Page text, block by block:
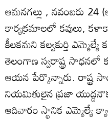
ఆమనగల్లు , నవంబరు 24
కార్యక్రమాలలో కవులు,
కీలకమని కల్వకుర్తి
తెలంగాణ స్వరాష్ట్ర సాధనలో
ఆయన పేర్కొన్నారు. రాష్ట్ర
నియమితులైన ప్రజా యుద్దనౌక
ఆదివారం స్థానిక ఎమ్మెల్యే